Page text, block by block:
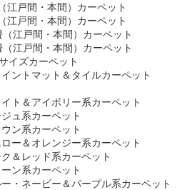
江戸間・本間）カーペット
江戸間・本間）カーペット
（江戸間・本間）カーペット
（江戸間・本間）カーペット
イズカーペット
ントマット＆タイルカーペット
ト＆アイボリー系カーペット
ュ系カーペット
ン系カーペット
ー＆オレンジー系カーペット
ク＆レッド系カーペット
ン系カーペット
・ネービー＆パープル系カーペット